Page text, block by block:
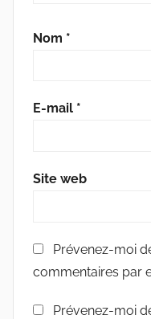
Nom *
E-mail *
Site web
Prévenez-moi
commentaires par
Prévenez-moi